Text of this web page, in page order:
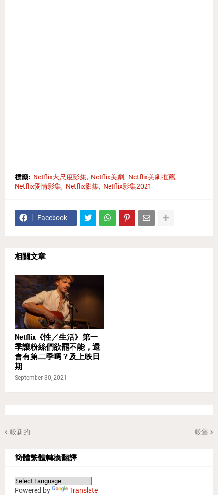
標籤: Netflix大尺度影集 Netflix美劇
Netflix美劇推薦
Netflix愛情影集
Netflix影集 Netflix影集2021
Facebook
相關文章
Netflix《性／生活》第一
季讓粉絲們欲罷不能，還
會有第二季嗎？及上映日
期
September 30, 2021
較新的 較舊
簡體繁體轉換翻譯
Powered by Translate